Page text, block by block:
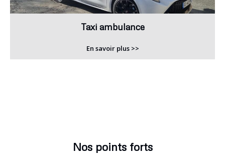
Taxi ambulance
En savoir plus >>
Nos points forts